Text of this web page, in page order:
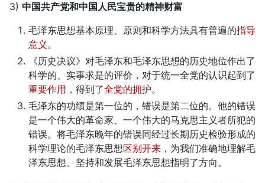
3) 中国共产党和中国人民宝贵的精神财富
毛泽东思想基本原理、原则和科学方法具有普遍的指导
意义 。
《历史决议》对毛泽东和毛泽东思想的历史地位作出了
科学的、实事求是的评价，对于统一全党的认识起到了
重要作用 ，得到了全党的拥护。
毛泽东的功绩是第一位的，错误是第二位的。他的错误
是一个伟大的革命家、一个伟大的马克思主义者所犯的
错误。将毛泽东晚年的错误同经过长期历史检验形成的
科学理论的毛泽东思想区别开来 ，为我们准确地理解毛
泽东思想、坚持和发展毛泽东思想指明了方向。